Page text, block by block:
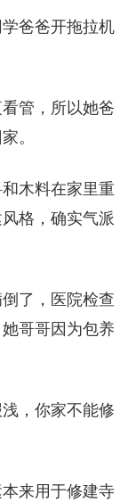
爸爸开拖拉机
管，所以她爸
。
木料在家里重
格，确实气派
了，医院检查
哥哥因为包养
，你家不能修
来用于修建寺